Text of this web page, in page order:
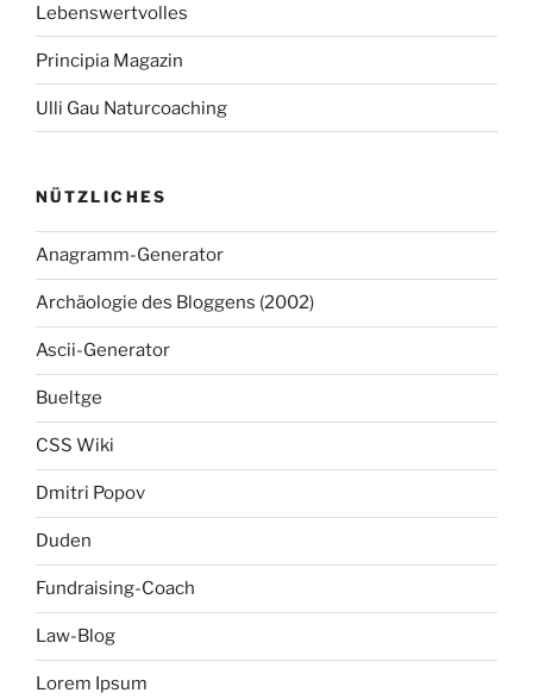
Lebenswertvolles
Principia Magazin
Ulli Gau Naturcoaching
NÜTZLICHES
Anagramm-Generator
Archäologie des Bloggens (2002)
Ascii-Generator
Bueltge
CSS Wiki
Dmitri Popov
Duden
Fundraising-Coach
Law-Blog
Lorem Ipsum